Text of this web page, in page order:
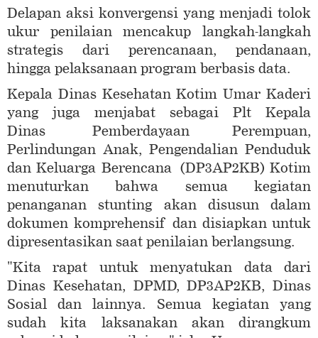
Delapan aksi konvergensi yang menjadi tolok
ukur penilaian mencakup langkah-langkah
strategis dari perencanaan, pendanaan,
hingga pelaksanaan program berbasis data.
Kepala Dinas Kesehatan Kotim Umar Kaderi
yang juga menjabat sebagai Plt Kepala
Dinas Pemberdayaan Perempuan,
Perlindungan Anak, Pengendalian Penduduk
dan Keluarga Berencana (DP3AP2KB) Kotim
menuturkan bahwa semua kegiatan
penanganan stunting akan disusun dalam
dokumen komprehensif dan disiapkan untuk
dipresentasikan saat penilaian berlangsung.
"Kita rapat untuk menyatukan data dari
Dinas Kesehatan, DPMD, DP3AP2KB, Dinas
Sosial dan lainnya. Semua kegiatan yang
sudah kita laksanakan akan dirangkum